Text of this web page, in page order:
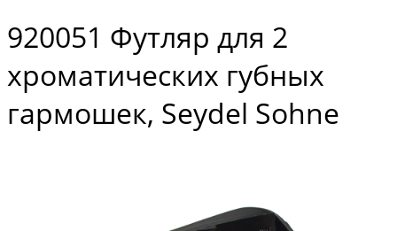
920051 Футляр для 2
хроматических губных
гармошек, Seydel Sohne